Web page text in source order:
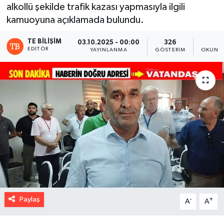
alkollü şekilde trafik kazası yapmasıyla ilgili
kamuoyuna açıklamada bulundu.
TE BILIŞIM
EDITÖR
03.10.2025 - 00:00
YAYINLANMA
326
GÖSTERIM
Paylaş A- A+